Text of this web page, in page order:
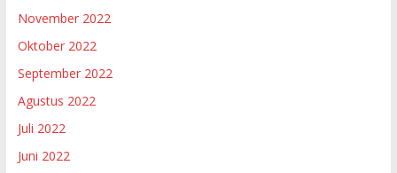
November 2022
Oktober 2022
September 2022
Agustus 2022
Juli 2022
Juni 2022